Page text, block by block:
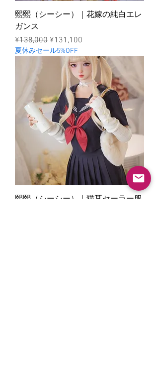
熙熙（シーシー）｜花嫁の純白エレ
ガンス
ราคาปกติ
¥138,000 ราคาขายลด
¥131,100
夏休みセール5%OFF
熙熙（シーシー）｜猫耳セーラー服